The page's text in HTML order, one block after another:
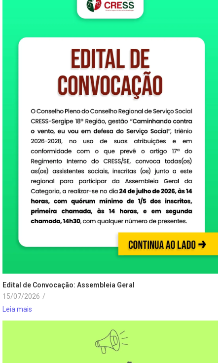
Edital de Convocação: Assembleia Geral
15/07/2026 /
Leia mais